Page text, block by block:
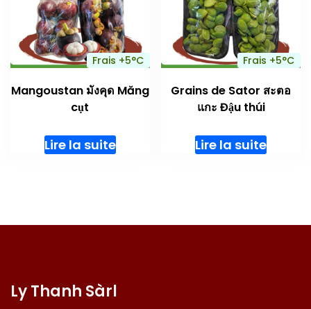
Frais +5°C
Mangoustan มังคุด Măng
cụt
Lire la suite
Frais +5°C
Grains de Sator สะตอ
แกะ Đậu thúi
Lire la suite
Ly Thanh Sàrl